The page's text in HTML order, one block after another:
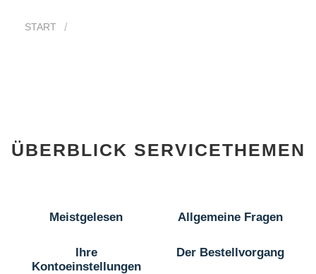
START
ÜBERBLICK SERVICETHEMEN
Meistgelesen Allgemeine Fragen
Ihre
Kontoeinstellungen
Der Bestellvorgang